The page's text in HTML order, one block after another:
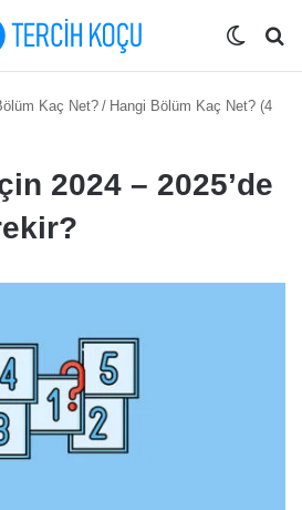
Dış
Kaç Net?/ Hangi Bölüm Kaç Net? (4
2024 – 2025’de